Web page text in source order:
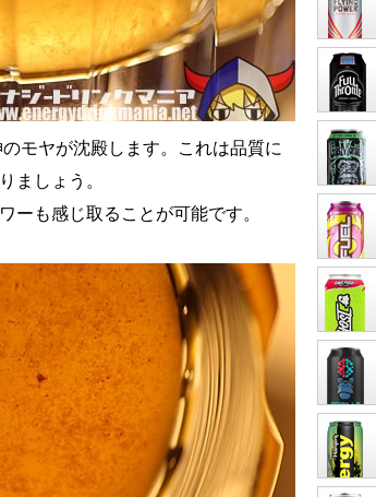
モヤが沈殿します。これは品質に
ましょう。
ーも感じ取ることが可能です。